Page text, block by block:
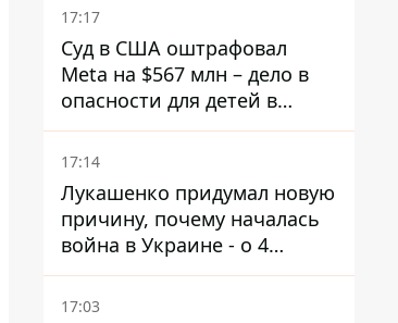
17:17
Суд в США оштрафовал
Meta на $567 млн ​​– дело в
опасности для детей в
соцсетях
17:14
Лукашенко придумал новую
причину, почему началась
война в Украине - о 4
позициях речь не идет
17:03